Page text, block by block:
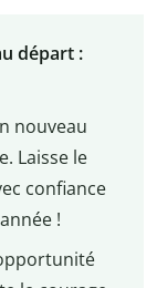
départ :
nouveau
Laisse le
confiance
!